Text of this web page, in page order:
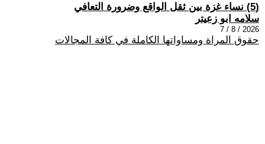
(5) نساء غزة بين ثقل الواقع وضرورة التعافي
سلامه ابو زعيتر
2026 / 8 / 7
حقوق المراة ومساواتها الكاملة في كافة المجالات